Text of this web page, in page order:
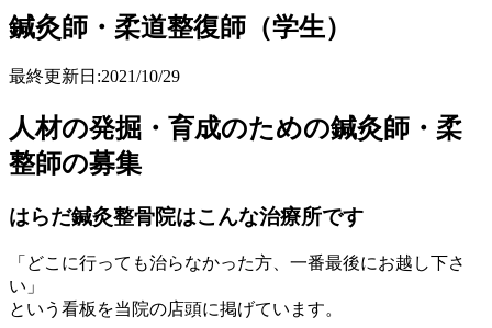
鍼灸師・柔道整復師（学生）
最終更新日:2021/10/29
人材の発掘・育成のための鍼灸師・柔
整師の募集
はらだ鍼灸整骨院はこんな治療所です
「どこに行っても治らなかった方、一番最後にお越し下さ
い」
という看板を当院の店頭に掲げています。